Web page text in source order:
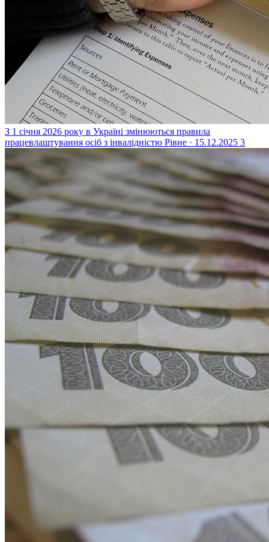
З 1 січня 2026 року в Україні змінюються правила
працевлаштування осіб з інвалідністю Рівне · 15.12.2025 3